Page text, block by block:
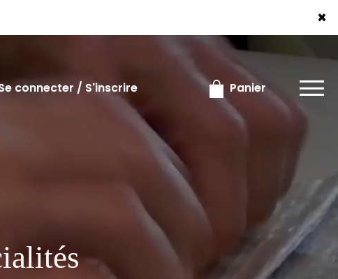
×
connecter / S'inscrire Panier
×